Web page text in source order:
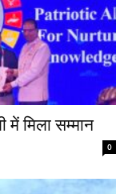
में मिला सम्मान
0